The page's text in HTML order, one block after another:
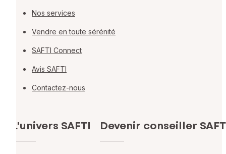
Nos services
Vendre en toute sérénité
SAFTI Connect
Avis SAFTI
Contactez-nous
L'univers SAFTI Devenir conseiller